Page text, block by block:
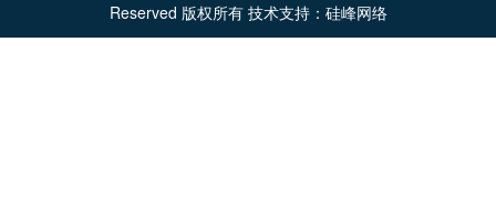
Reserved 版权所有 技术支持： 硅峰网络